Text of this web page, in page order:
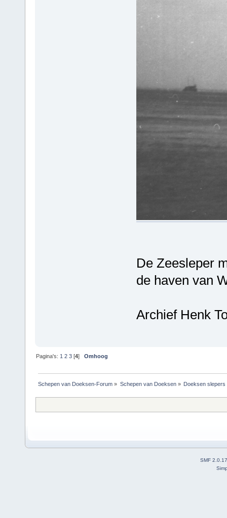
De Zeesleper
de haven van
Archief Henk
Pagina's: 1 2 3 [4]Omhoog
Schepen van Doeksen-Forum » Schepen van Doeksen» Doeksen slepers
SMF 2.0.17